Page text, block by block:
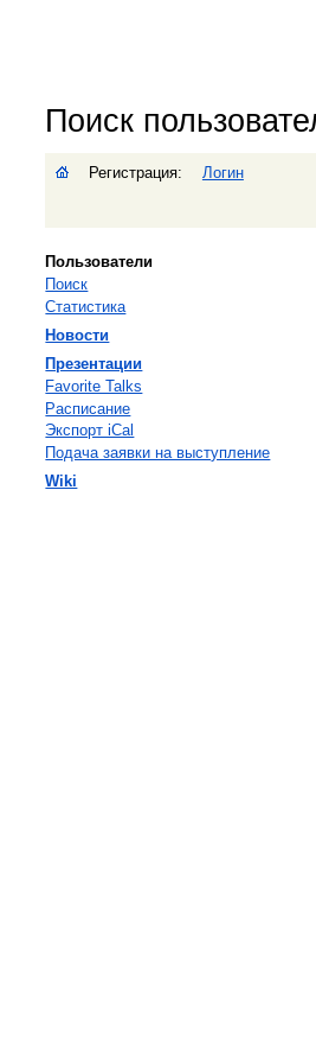
Поиск
Регистрация:
Логин
Пользователи
Поиск
Статистика
Новости
Презентации
Favorite Talks
Расписание
Экспорт iCal
Подача заявки на выступление
Wiki